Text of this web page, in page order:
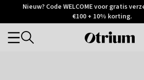
Otrium
Trustpilot
Nieuw? Code WELCOME voor gratis
€100 + 10% korting.
Otrium
Categories